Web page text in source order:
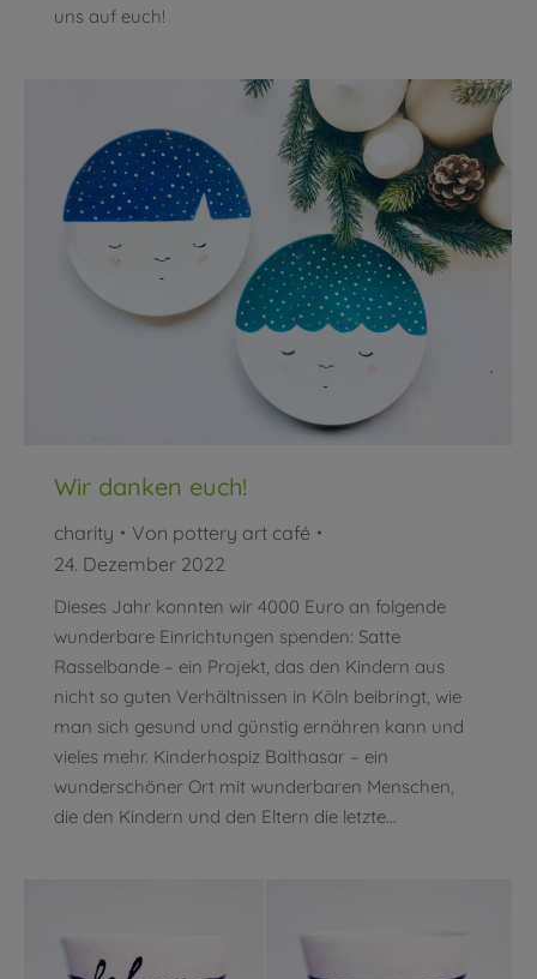
uns auf euch!
Wir danken euch!
charity Von pottery art café
24. Dezember 2022
Dieses Jahr konnten wir 4000 Euro an folgende
wunderbare Einrichtungen spenden: Satte
Rasselbande – ein Projekt, das den Kindern aus
nicht so guten Verhältnissen in Köln beibringt, wie
man sich gesund und günstig ernähren kann und
vieles mehr. Kinderhospiz Balthasar – ein
wunderschöner Ort mit wunderbaren Menschen,
die den Kindern und den Eltern die letzte…